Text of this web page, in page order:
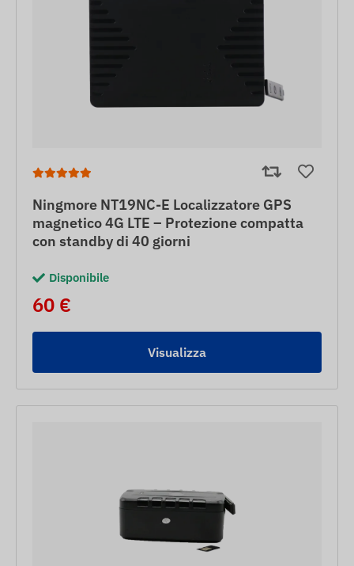
Ningmore NT19NC-E Localizzatore GPS
magnetico 4G LTE – Protezione compatta
con standby di 40 giorni
Disponibile
60 €
Visualizza